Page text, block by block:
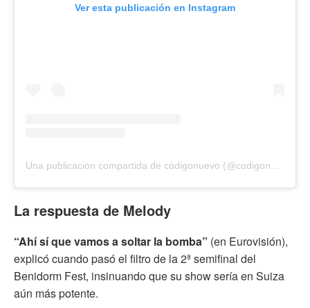
Ver esta publicación en Instagram
La respuesta de Melody
“Ahí sí que vamos a soltar la bomba” (en Eurovisión),
explicó cuando pasó el filtro de la 2ª semifinal del
Benidorm Fest, insinuando que su show sería en Suiza
aún más potente.